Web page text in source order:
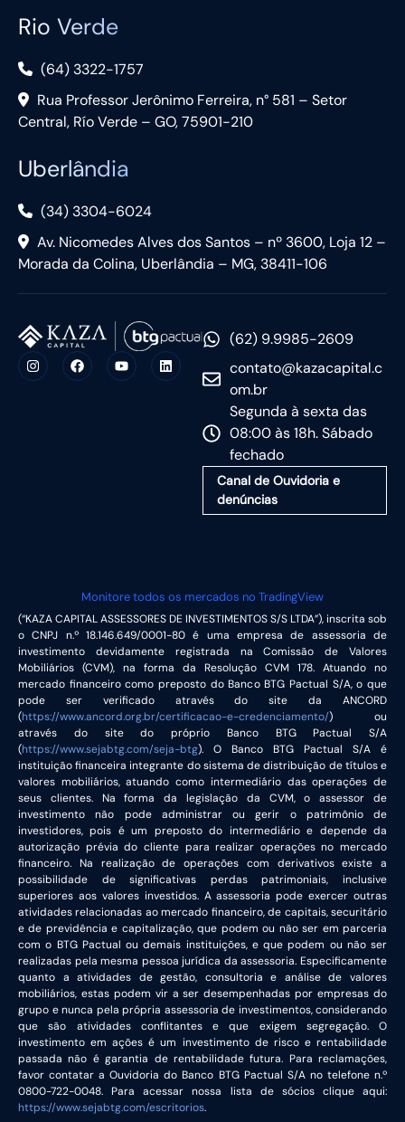
Rio Verde
(64) 3322-1757
Rua Professor Jerônimo Ferreira, n° 581 – Setor
Central, Río Verde – GO, 75901-210
Uberlândia
(34) 3304-6024
Av. Nicomedes Alves dos Santos – nº 3600, Loja 12 –
Morada da Colina, Uberlândia – MG, 38411-106
(62) 9.9985-2609
contato@kazacapital.c
om.br
Segunda à sexta das
08:00 às 18h. Sábado
fechado
Canal de Ouvidoria e
denúncias
Monitore todos os mercados no TradingView
(“KAZA CAPITAL ASSESSORES DE INVESTIMENTOS S/S LTDA”), inscrita sob
o CNPJ n.º 18.146.649/0001-80 é uma empresa de assessoria de
investimento devidamente registrada na Comissão de Valores
Mobiliários (CVM), na forma da Resolução CVM 178. Atuando no
mercado financeiro como preposto do Banco BTG Pactual S/A, o que
pode ser verificado através do site da ANCORD
(https://www.ancord.org.br/certificacao-e-credenciamento/) ou
através do site do próprio Banco BTG Pactual S/A
(https://www.sejabtg.com/seja-btg). O Banco BTG Pactual S/A é
instituição financeira integrante do sistema de distribuição de títulos e
valores mobiliários, atuando como intermediário das operações de
seus clientes. Na forma da legislação da CVM, o assessor de
investimento não pode administrar ou gerir o patrimônio de
investidores, pois é um preposto do intermediário e depende da
autorização prévia do cliente para realizar operações no mercado
financeiro. Na realização de operações com derivativos existe a
possibilidade de significativas perdas patrimoniais, inclusive
superiores aos valores investidos. A assessoria pode exercer outras
atividades relacionadas ao mercado financeiro, de capitais, securitário
e de previdência e capitalização, que podem ou não ser em parceria
com o BTG Pactual ou demais instituições, e que podem ou não ser
realizadas pela mesma pessoa jurídica da assessoria. Especificamente
quanto a atividades de gestão, consultoria e análise de valores
mobiliários, estas podem vir a ser desempenhadas por empresas do
grupo e nunca pela própria assessoria de investimentos, considerando
que são atividades conflitantes e que exigem segregação. O
investimento em ações é um investimento de risco e rentabilidade
passada não é garantia de rentabilidade futura. Para reclamações,
favor contatar a Ouvidoria do Banco BTG Pactual S/A no telefone n.º
0800-722-0048. Para acessar nossa lista de sócios clique aqui:
https://www.sejabtg.com/escritorios.